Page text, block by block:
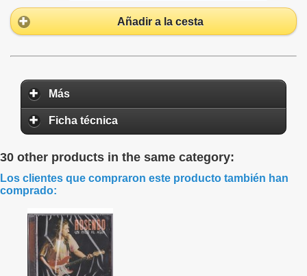
Añadir a la cesta
Más
Ficha técnica
30 other products in the same category:
Los clientes que compraron este producto también han
comprado: